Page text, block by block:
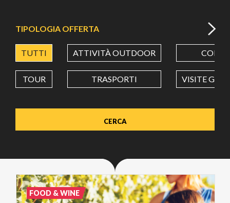
TIPOLOGIA OFFERTA
TUTTI ATTIVITÀ OUTDOOR CORSI
TOUR TRASPORTI VISITE
FOOD & WINE